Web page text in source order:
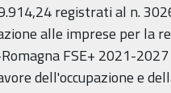
registrati al n.
alle imprese per la
FSE+ 2021-
dell'occupazione e